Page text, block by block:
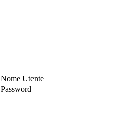
Nome Utente
Password